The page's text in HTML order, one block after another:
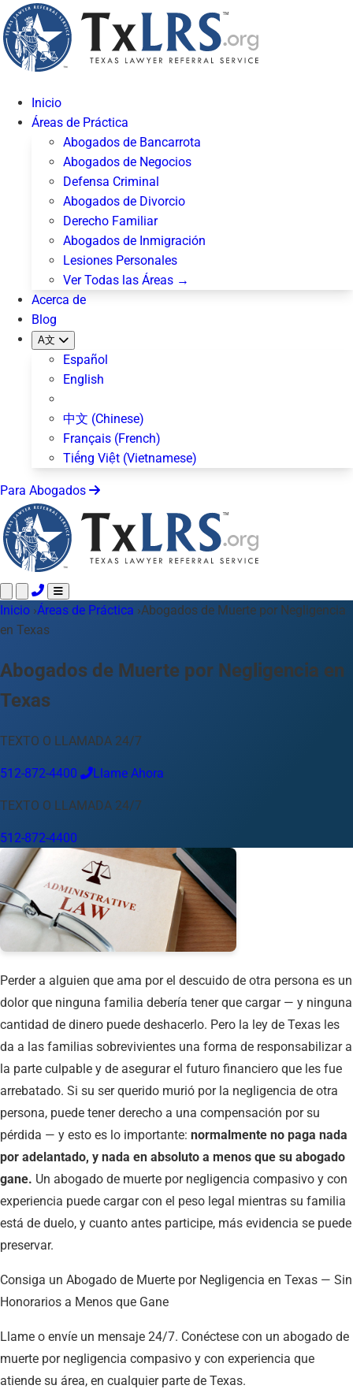
Inicio
Áreas de Práctica
Abogados de Bancarrota
Abogados de Negocios
Defensa Criminal
Abogados de Divorcio
Derecho Familiar
Abogados de Inmigración
Lesiones Personales
Ver Todas las Áreas →
Acerca de
Blog
A文
Español
English
中文 (Chinese)
Français (French)
Tiếng Việt (Vietnamese)
Para Abogados
Llame 24/7 · 512-872-4400 Envíe un Texto
Acerca de Nosotros
Blog
Para Abogados
Idioma
Español English 中文 Français
Su Ubicación
Austin 512-872-4400
Cambiar ubicación
Usar mi ubicación
Abilene
Amarillo Beaumont Corpus Christi
El Paso
Fort Worth Houston Laredo Longview
McAllen
Midland San Antonio
Inicio ›Áreas de Práctica ›Abogados de Muerte por Negligencia
en Texas
Abogados de Muerte por Negligencia en
Texas
TEXTO O LLAMADA 24/7
512-872-4400 Llame Ahora
TEXTO O LLAMADA 24/7
512-872-4400
Perder a alguien que ama por el descuido de otra persona es un
dolor que ninguna familia debería tener que cargar — y ninguna
cantidad de dinero puede deshacerlo. Pero la ley de Texas les
da a las familias sobrevivientes una forma de responsabilizar a
la parte culpable y de asegurar el futuro financiero que les fue
arrebatado. Si su ser querido murió por la negligencia de otra
persona, puede tener derecho a una compensación por su
pérdida — y esto es lo importante: normalmente no paga nada
por adelantado, y nada en absoluto a menos que su abogado
gane. Un abogado de muerte por negligencia compasivo y con
experiencia puede cargar con el peso legal mientras su familia
está de duelo, y cuanto antes participe, más evidencia se puede
preservar.
Consiga un Abogado de Muerte por Negligencia en Texas — Sin
Honorarios a Menos que Gane
Llame o envíe un mensaje 24/7. Conéctese con un abogado de
muerte por negligencia compasivo y con experiencia que
atiende su área, en cualquier parte de Texas.